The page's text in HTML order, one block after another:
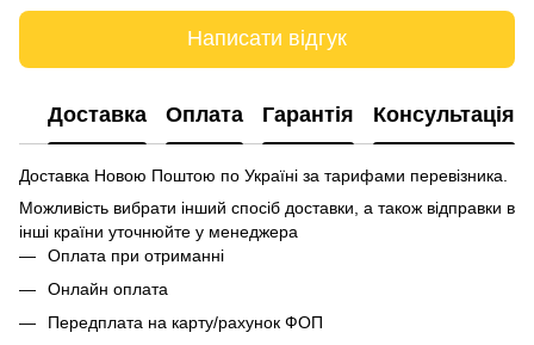
Написати відгук
Доставка Оплата Гарантія Консультація
Доставка Новою Поштою по Україні за тарифами перевізника.
Можливість вибрати інший спосіб доставки, а також відправки в
інші країни уточнюйте у менеджера
Оплата при отриманні
Онлайн оплата
Передплата на карту/рахунок ФОП